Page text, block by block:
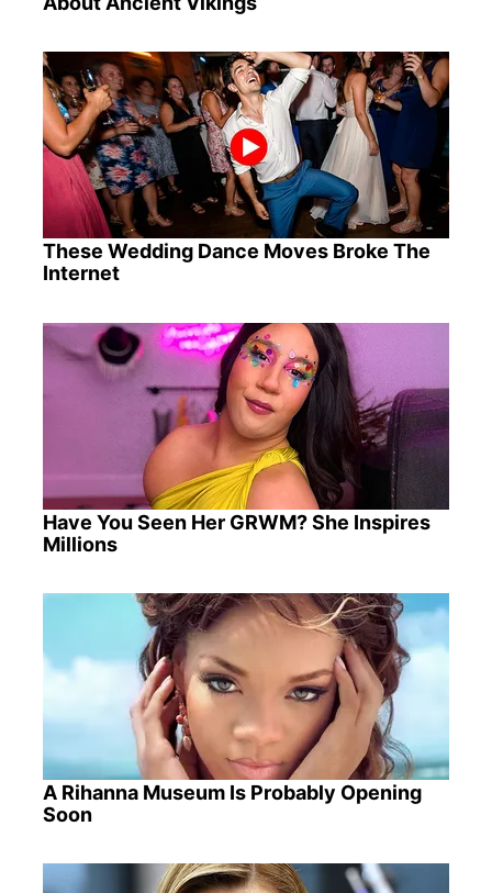
These Wedding Dance Moves Broke The
Internet
Have You Seen Her GRWM? She Inspires
Millions
A Rihanna Museum Is Probably Opening
Soon